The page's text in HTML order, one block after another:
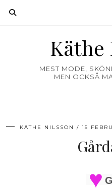
Käthe
MEST MODE,
MEN OCKSÅ
KÄTHE NILSSON 15